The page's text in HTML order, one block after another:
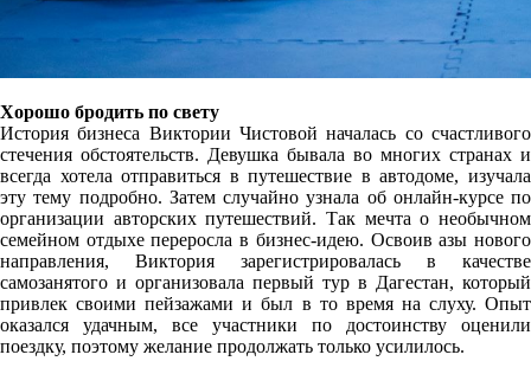
Хорошо бродить по свету
История бизнеса Виктории Чистовой началась со счастливого
стечения обстоятельств. Девушка бывала во многих странах и
всегда хотела отправиться в путешествие в автодоме, изучала
эту тему подробно. Затем случайно узнала об онлайн-курсе по
организации авторских путешествий. Так мечта о необычном
семейном отдыхе переросла в бизнес-идею. Освоив азы нового
направления, Виктория зарегистрировалась в качестве
самозанятого и организовала первый тур в Дагестан, который
привлек своими пейзажами и был в то время на слуху. Опыт
оказался удачным, все участники по достоинству оценили
поездку, поэтому желание продолжать только усилилось.